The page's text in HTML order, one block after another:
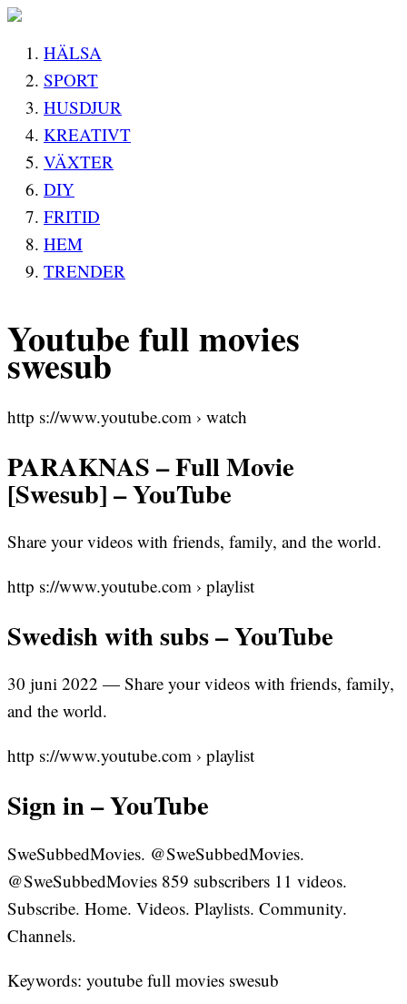
HÄLSA
SPORT
HUSDJUR
KREATIVT
VÄXTER
DIY
FRITID
HEM
TRENDER
Youtube full movies
swesub
http s://www.youtube.com › watch
PARAKNAS – Full Movie
[Swesub] – YouTube
Share your videos with friends, family, and the world.
http s://www.youtube.com › playlist
Swedish with subs – YouTube
30 juni 2022 — Share your videos with friends, family,
and the world.
http s://www.youtube.com › playlist
Sign in – YouTube
SweSubbedMovies. @SweSubbedMovies.
@SweSubbedMovies 859 subscribers 11 videos.
Subscribe. Home. Videos. Playlists. Community.
Channels.
Keywords: youtube full movies swesub